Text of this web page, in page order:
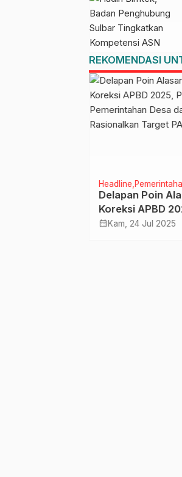
REKOMENDASI
Headline
Delapan Poin
Koreksi APBD
Perkuat
calendar_month Kam, 24 Jul 2025